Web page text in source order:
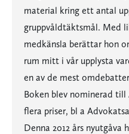
material kring ett antal
gruppvåldtäktsmål. Med
medkänsla berättar hon
rum mitt i vår upplysta
en av de mest
Boken blev nominerad
flera priser, bl a
Denna 2012 års